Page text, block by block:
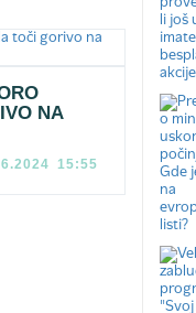
NA
15:55